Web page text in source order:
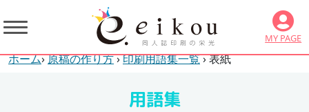
MY PAGE
ホーム›原稿の作り方›印刷用語集一覧› 表紙
用語集